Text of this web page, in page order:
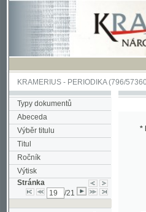
KRAMERIUS-PERIODIKA(796/
Typy dokumentů
Abeceda
Výběr titulu
Titul
Ročník
Výtisk
Stránka
PDF Vytvořit
rozsah stran: (max. 20)
*